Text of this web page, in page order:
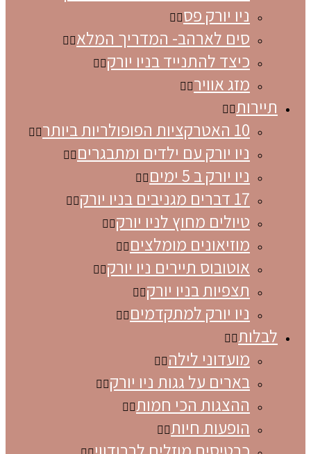
ניו יורק פס
סים לארהב- המדריך המלא
כיצד להתנייד בניו יורק
מזג אוויר
תיירות
10 האטרקציות הפופולריות ביותר
ניו יורק עם ילדים ומתבגרים
ניו יורק ב 5 ימים
17 דברים מגניבים בניו יורק
טיולים מחוץ לניו יורק
מוזיאונים מומלצים
אוטובוס תיירים ניו יורק
תצפיות בניו יורק
ניו יורק למתקדמים
לבלות
מועדוני לילה
בארים על גגות ניו יורק
ההצגות הכי חמות
הופעות חיות